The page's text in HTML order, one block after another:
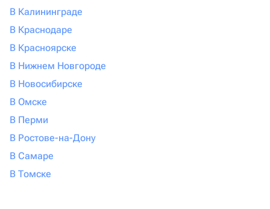
В Калининграде
В Краснодаре
В Красноярске
В Нижнем Новгороде
В Новосибирске
В Омске
В Перми
В Ростове-на-Дону
В Самаре
В Томске